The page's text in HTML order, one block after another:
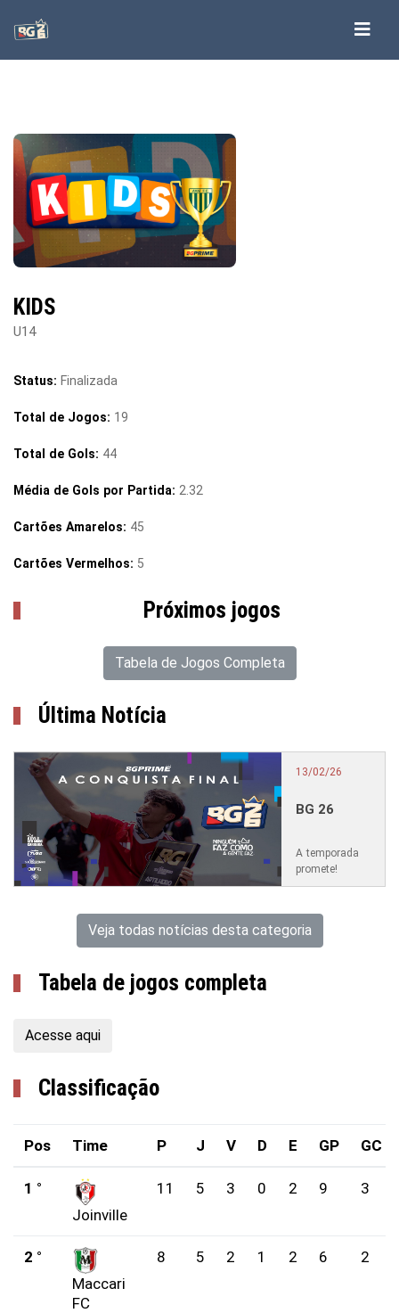
KIDS
U14
Status: Finalizada
Total de Jogos: 19
Total de Gols: 44
Média de Gols por Partida: 2.32
Cartões Amarelos: 45
Cartões Vermelhos: 5
Próximos jogos
Tabela de Jogos Completa
Última Notícia
13/02/26
BG 26
A temporada
promete!
Veja todas notícias desta categoria
Tabela de jogos completa
Acesse aqui
Classificação
Pos Time P J V D E GP GC
1 °
Joinville
11 5 3 0 2 9 3
2 °
Maccari
FC
8 5 2 1 2 6 2